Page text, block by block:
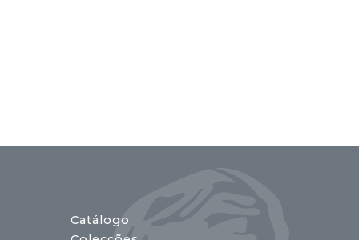
Catálogo